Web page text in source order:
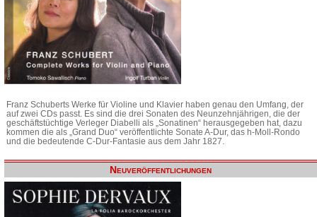
Franz Schuberts Werke für Violine und Klavier haben genau den Umfang, der
auf zwei CDs passt. Es sind die drei Sonaten des Neunzehnjährigen, die der
geschäftstüchtige Verleger Diabelli als „Sonatinen“ herausgegeben hat, dazu
kommen die als „Grand Duo“ veröffentlichte Sonate A-Dur, das h-Moll-Rondo
und die bedeutende C-Dur-Fantasie aus dem Jahr 1827.
Neuveröffentlichungen